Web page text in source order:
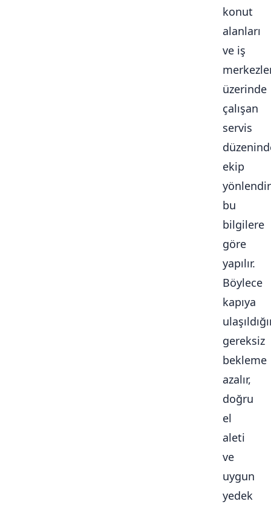
konut
alanları
ve iş
üzerinde
çalışan
servis
ekip
bu
bilgilere
göre
yapılır.
Böylece
kapıya
gereksiz
bekleme
azalır,
doğru
el
aleti
ve
uygun
yedek